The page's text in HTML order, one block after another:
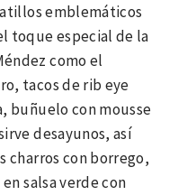
emblemáticos
toque especial de la
como el
tacos de rib eye
buñuelo con mousse
desayunos, así
charros con borrego,
salsa verde con